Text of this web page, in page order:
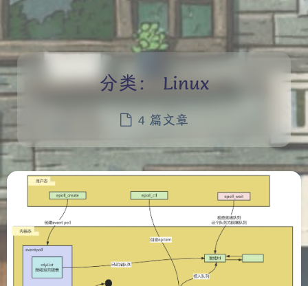
分类： Linux
4 篇文章